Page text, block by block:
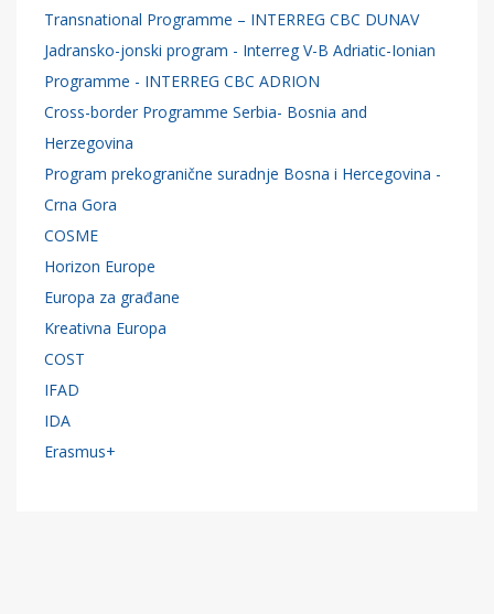
Transnational Programme – INTERREG CBC DUNAV
Jadransko-jonski program - Interreg V-B Adriatic-Ionian
Programme - INTERREG CBC ADRION
Cross-border Programme Serbia- Bosnia and
Herzegovina
Program prekogranične suradnje Bosna i Hercegovina -
Crna Gora
COSME
Horizon Europe
Europa za građane
Kreativna Europa
COST
IFAD
IDA
Erasmus+